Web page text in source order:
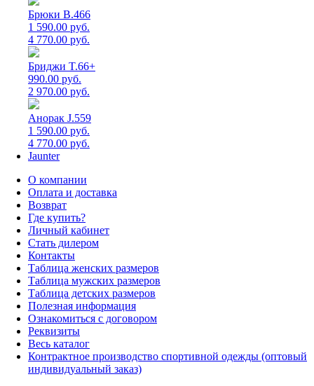
Брюки B.466
1 590.00 руб.
4 770.00 руб.
Бриджи T.66+
990.00 руб.
2 970.00 руб.
Анорак J.559
1 590.00 руб.
4 770.00 руб.
Jaunter
О компании
Оплата и доставка
Возврат
Где купить?
Личный кабинет
Стать дилером
Контакты
Таблица женских размеров
Таблица мужских размеров
Таблица детских размеров
Полезная информация
Ознакомиться с договором
Реквизиты
Весь каталог
Контрактное производство спортивной одежды (оптовый
индивидуальный заказ)